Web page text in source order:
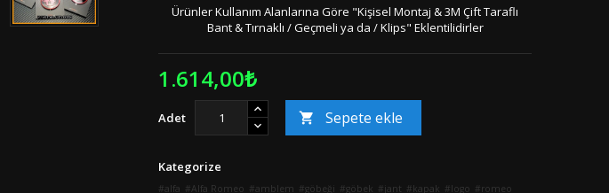
Ürünler Kullanım Alanlarına Göre "Kişisel Montaj & 3M Çift Taraflı
Bant & Tırnaklı / Geçmeli ya da / Klips" Eklentilidirler
1.614,00₺
Adet  Sepete ekle
Kategorize
alfa Alfa Romeo amblem göbeği göbek jant kapak logo
romeo